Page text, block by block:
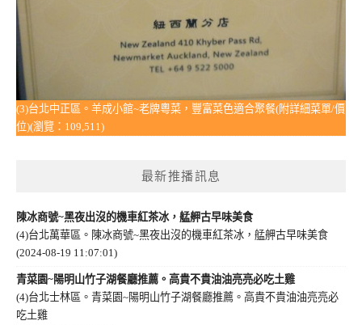
(3)台北中正區。羊成小館~老牌粵菜，豐富菜色適合聚餐(附詳細菜單/價
位)(瀏覽：109,511)
最新推播訊息
陳冰商號~黑夜出沒的機車紅茶冰，艋舺古早味美食
(4)台北萬華區。陳冰商號~黑夜出沒的機車紅茶冰，艋舺古早味美食
(2024-08-19 11:07:01)
青菜園~陽明山竹子湖餐廳推薦。高貴不貴油油亮亮必吃土雞
(4)台北士林區。青菜園~陽明山竹子湖餐廳推薦。高貴不貴油油亮亮必
吃土雞